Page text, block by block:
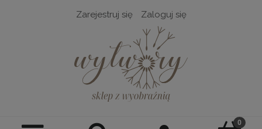
Zarejestruj się Zaloguj się